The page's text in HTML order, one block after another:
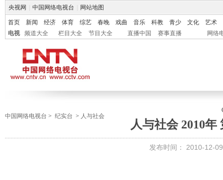
央视网 中国网络电视台 网站地图
首页 新闻 经济 体育 综艺 春晚 戏曲 音乐 科教 青少 文化
艺术
电视
频道大全 栏目大全 节目大全 直播中国 赛事直播 网络
中国网络电视台 > 纪实台 > 人与社会
人与社会 2010年
发布时间： 2010-12-